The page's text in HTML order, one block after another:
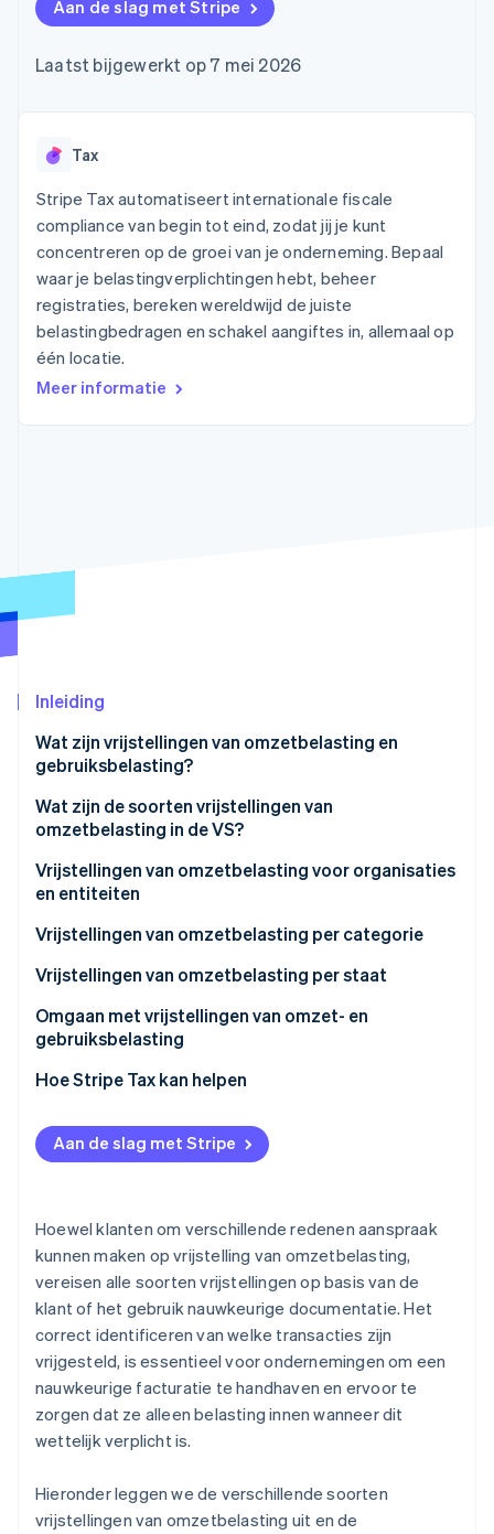
Toegang tot meer
dan 125
Fysieke betalingen
acceptatie
Link
Versneld afrekenen
Financial
Connections
Data gekoppelde
rekeningen
Data Pipeline
Gegevenssynchronisatie
Meer
Product roadmap
CO₂-verwijdering
Online identiteitsverificatie
Stripe Sessions 2026
Ontdek hoe Stripe de economische
Marktplaatsen
Platforms
SaaS
AI-bedrijven
Creator economy
Gaming
Horeca, reizen en vrije
tijd
Verzekering
Media en entertainment
dienstverlening
bieden
Betaalkaarten uitgeven
worden gedekt
Bronnen
App-integraties
Voorbeelden van code
Developerblog
Bedrijf
Jaarlijks congres
Vacatures
Contact
Neem contact op
Partner worden
Aan de slag met Stripe
Laatst bijgewerkt op 7 mei 2026
Tax
Stripe Tax automatiseert internationale fiscale
compliance van begin tot eind, zodat jij je kunt
concentreren op de groei van je onderneming. Bepaal
waar je belastingverplichtingen hebt, beheer
registraties, bereken wereldwijd de juiste
belastingbedragen en schakel aangiftes in, allemaal op
één locatie.
Meer informatie
Inleiding
Wat zijn vrijstellingen van omzetbelasting en
gebruiksbelasting?
Wat zijn de soorten vrijstellingen van
omzetbelasting in de VS?
Vrijstellingen van omzetbelasting voor organisaties
en entiteiten
Vrijstellingen van omzetbelasting per categorie
Vrijstellingen van omzetbelasting per staat
Omgaan met vrijstellingen van omzet- en
gebruiksbelasting
Hoe Stripe Tax kan helpen
Aan de slag met Stripe
Hoewel klanten om verschillende redenen aanspraak
kunnen maken op vrijstelling van omzetbelasting,
vereisen alle soorten vrijstellingen op basis van de
klant of het gebruik nauwkeurige documentatie. Het
correct identificeren van welke transacties zijn
vrijgesteld, is essentieel voor ondernemingen om een
nauwkeurige facturatie te handhaven en ervoor te
zorgen dat ze alleen belasting innen wanneer dit
wettelijk verplicht is.
Hieronder leggen we de verschillende soorten
vrijstellingen van omzetbelasting uit en de